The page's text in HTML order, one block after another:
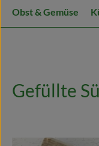
Obst & Gemüse
Gefüllte